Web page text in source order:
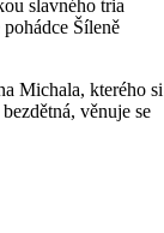
slavného tria
Šíleně
Michala, kterého si
věnuje se